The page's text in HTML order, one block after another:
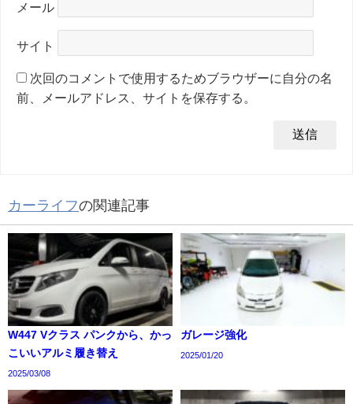
メール
サイト
次回のコメントで使用するためブラウザーに自分の名
前、メールアドレス、サイトを保存する。
カーライフの関連記事
W447 Vクラス パンクから、かっ
こいいアルミ履き替え
2025/03/08
ガレージ強化
2025/01/20